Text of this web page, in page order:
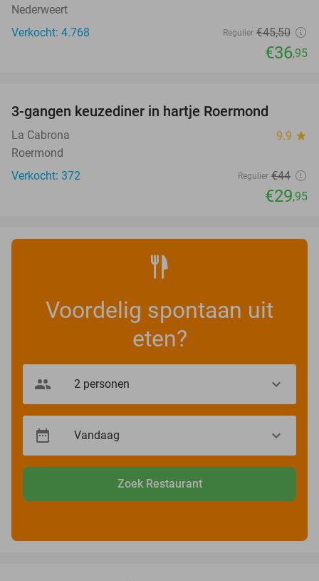
Nederweert
Verkocht: 4.768
Regulier €45,50
€36,95
3-gangen keuzediner in hartje Roermond
La Cabrona 9.9 star
Roermond
Verkocht: 372
Regulier €44
€29,95
Voordelig spontaan uit
eten?
Zoek Restaurant